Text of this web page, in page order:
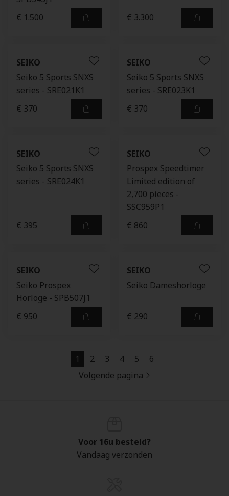
€ 1.500
€ 3.300
SEIKO
Seiko 5 Sports SNXS
series - SRE021K1
€ 370
SEIKO
Seiko 5 Sports SNXS
series - SRE023K1
€ 370
SEIKO
Seiko 5 Sports SNXS
series - SRE024K1
€ 395
SEIKO
Prospex Speedtimer
Limited edition of
2,700 pieces -
SSC959P1
€ 860
SEIKO
Seiko Prospex
Horloge - SPB507J1
€ 950
SEIKO
Seiko Dameshorloge
€ 290
1 2 3 4 5
6
Volgende pagina
Voor 16u besteld?
Vandaag verzonden